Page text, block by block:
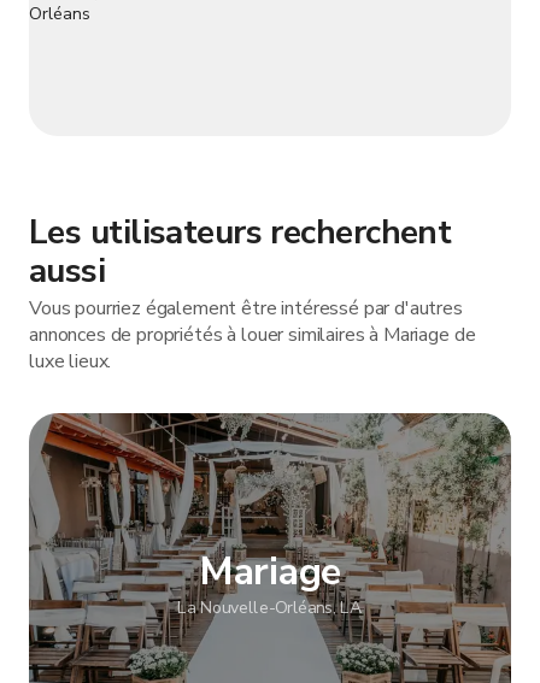
Les utilisateurs recherchent
aussi
Vous pourriez également être intéressé par d'autres
annonces de propriétés à louer similaires à Mariage de
luxe lieux.
Mariage
La Nouvelle-Orléans, LA